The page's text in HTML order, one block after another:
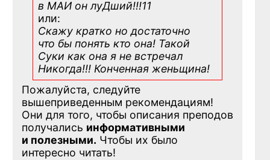
в МАИ он луДший!!!11
или:
Скажу кратко но достаточно
что бы понять кто она! Такой
Суки как она я не встречал
Никогда!!! Конченная женьщина!
Пожалуйста, следуйте
вышеприведенным рекомендациям!
Они для того, чтобы описания преподов
получались информативными
и полезными. Чтобы их было
интересно читать!